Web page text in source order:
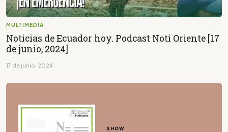
MULTIMEDIA
Noticias de Ecuador hoy. Podcast Noti Oriente [17
de junio, 2024]
17 de junio, 2024